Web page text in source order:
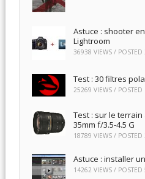
Astuce : shooter
Lightroom
36938 VIEWS / POSTED
Test : 30 filtres
25269 VIEWS / POSTED
Test : sur le terrain
35mm f/3.5-4.5 G
18789 VIEWS / POSTED
Astuce : installer
14262 VIEWS / POSTED